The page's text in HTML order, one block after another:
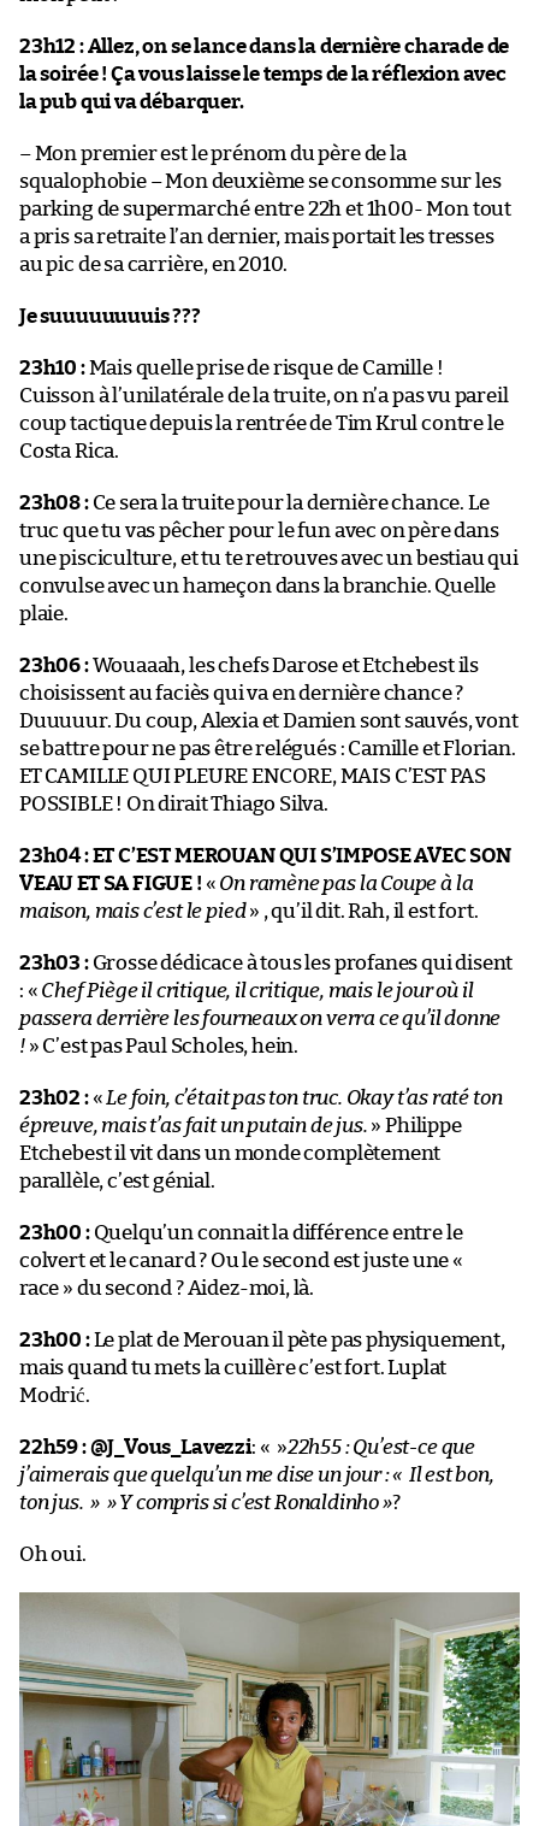
23h12 :Allez, on se lance dans la dernière charade de
la soirée ! Ça vous laisse le temps de la réflexion avec
la pub qui va débarquer.
– Mon premier est le prénom du père de la
squalophobie – Mon deuxième se consomme sur les
parking de supermarché entre 22h et 1h00- Mon tout
a pris sa retraite l’an dernier, mais portait les tresses
au pic de sa carrière, en 2010.
Je suuuuuuuuis ???
23h10 :Mais quelle prise de risque de Camille !
Cuisson à l’unilatérale de la truite, on n’a pas vu pareil
coup tactique depuis la rentrée de Tim Krul contre le
Costa Rica.
23h08 : Ce sera la truite pour la dernière chance. Le
truc que tu vas pêcher pour le fun avec on père dans
une pisciculture, et tu te retrouves avec un bestiau qui
convulse avec un hameçon dans la branchie. Quelle
plaie.
23h06 :Wouaaah, les chefs Darose et Etchebest ils
choisissent au faciès qui va en dernière chance ?
Duuuuur. Du coup, Alexia et Damien sont sauvés, vont
se battre pour ne pas être relégués : Camille et Florian.
ET CAMILLE QUI PLEURE ENCORE, MAIS C’EST PAS
POSSIBLE ! On dirait Thiago Silva.
23h04 :ET C’EST MEROUAN QUI S’IMPOSE AVEC SON
VEAU ET SA FIGUE ! « On ramène pas la Coupe à la
maison, mais c’est le pied» , qu’il dit. Rah, il est fort.
23h03 :Grosse dédicace à tous les profanes qui disent
: « Chef Piège il critique, il critique, mais le jour où il
passera derrière les fourneaux on verra ce qu’il donne
!» C’est pas Paul Scholes, hein.
23h02 :« Le foin, c’était pas ton truc. Okay t’as raté ton
épreuve, mais t’as fait un putain de jus. » Philippe
Etchebest il vit dans un monde complètement
parallèle, c’est génial.
23h00 :Quelqu’un connait la différence entre le
colvert et le canard ? Ou le second est juste une «
race » du second ? Aidez-moi, là.
23h00 :Le plat de Merouan il pète pas physiquement,
mais quand tu mets la cuillère c’est fort. Luplat
Modrić.
22h59 :@J_Vous_Lavezzi: « »22h55 : Qu’est-ce que
j’aimerais que quelqu’un me dise un jour : « Il est bon,
ton jus. » » Y compris si c’est Ronaldinho »?
Oh oui.